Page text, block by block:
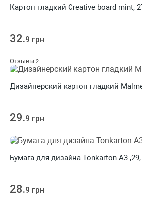
Картон гладкий Creative board mint,
32.9 грн
Отзывы 2
Дизайнерский картон гладкий
29.9 грн
Бумага для дизайна Tonkarton А3
28.9 грн